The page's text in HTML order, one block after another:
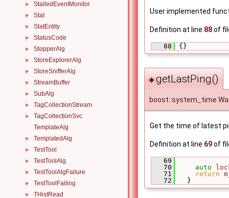
► StalledEventMonitor
► Stat
► StatEntity
► StatusCode
► StopperAlg
► StoreExplorerAlg
► StoreSnifferAlg
► StreamBuffer
► SubAlg
► TagCollectionStream
►
TagCollectionSvc
TemplateAlg
► TemplatedAlg
► TestTool
► TestToolAlg
► TestToolAlgFailure
► TestToolFailing
► THistRead
User implemented
Definition at line 88of
   88
{}
◆getLastPing()
boost::system_time
Get the time of latest
Definition at line 69of
   69
   70
auto
   71
return
   72
}